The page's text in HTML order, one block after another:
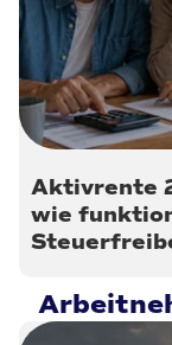
Aktivrente
wie